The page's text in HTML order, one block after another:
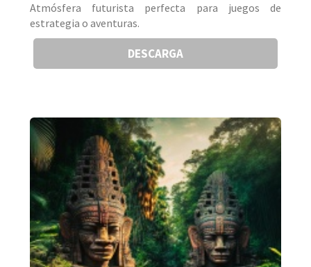
Atmósfera futurista perfecta para juegos de
estrategia o aventuras.
DESCARGA